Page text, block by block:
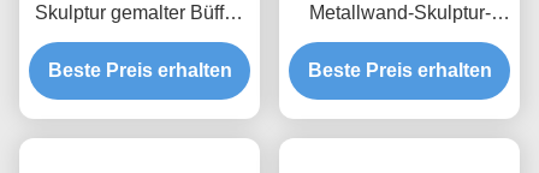
Skulptur gemalter Büffel-
Schädel-Wand-Kunst-
Edelstahl materiell
Beste Preis erhalten
Metallwand-Skulptur-
mattes Finish des
Edelstahl-3D
Beste Preis erhalten